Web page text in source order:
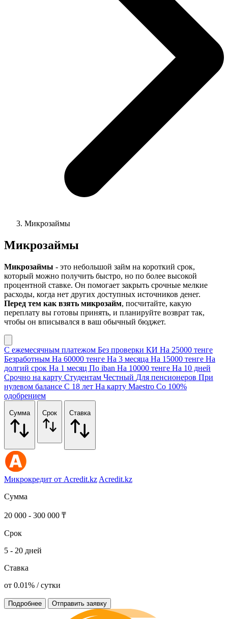
Микрозаймы
Микрозаймы
Микрозаймы - это небольшой займ на короткий срок,
который можно получить быстро, но по более высокой
процентной ставке. Он помогает закрыть срочные мелкие
расходы, когда нет других доступных источников денег.
Перед тем как взять микрозайм, посчитайте, какую
переплату вы готовы принять, и планируйте возврат так,
чтобы он вписывался в ваш обычный бюджет.
С ежемесячным платежом Без проверки КИ На 25000 тенге
Безработным На 60000 тенге На 3 месяца На 15000 тенге На
долгий срок На 1 месяц По iban На 10000 тенге На 10 дней
Срочно на карту Студентам Честный Для пенсионеров При
нулевом балансе С 18 лет На карту Maestro Со 100%
одобрением
Сумма Срок Ставка
Микрокредит от Acredit.kz Acredit.kz
Сумма
20 000 - 300 000 ₸
Срок
5 - 20 дней
Ставка
от 0.01% / сутки
Подробнее Отправить заявку